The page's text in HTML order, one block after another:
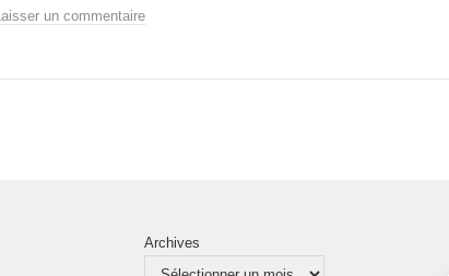
Laisser un commentaire
Archives